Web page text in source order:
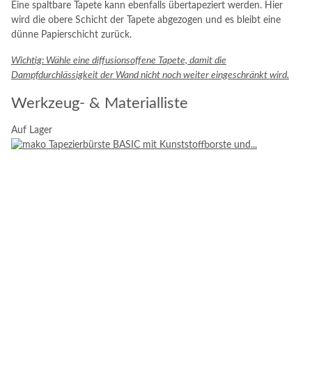
Eine spaltbare Tapete kann ebenfalls übertapeziert werden. Hier
wird die obere Schicht der Tapete abgezogen und es bleibt eine
dünne Papierschicht zurück.
Wichtig: Wähle eine diffusionsoffene Tapete, damit die
Dampfdurchlässigkeit der Wand nicht noch weiter eingeschränkt wird.
Werkzeug- & Materialliste
Auf Lager